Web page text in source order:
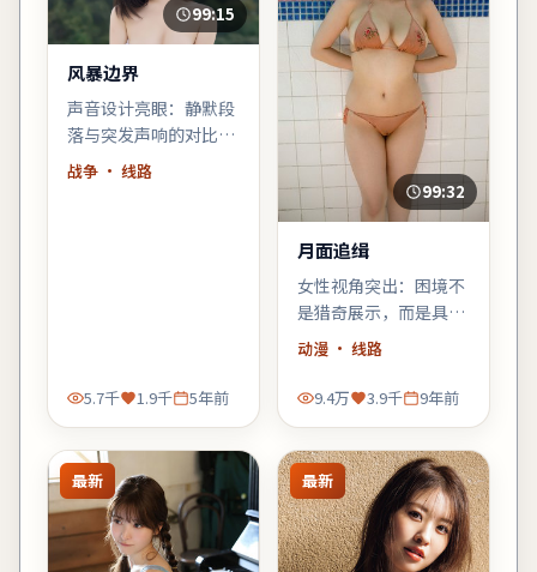
99:15
风暴边界
声音设计亮眼：静默段
落与突发声响的对比，
强化了不安感；建议佩
戴耳机或好音响观看。
战争· 线路
5.7千 1.9千 5年前
99:32
月面追缉
女性视角突出：困境不
是猎奇展示，而是具体
而微的生存策略；结尾
不落俗套，余味偏冷。
动漫 · 线路
9.4万 3.9千 9年前
最新 最新